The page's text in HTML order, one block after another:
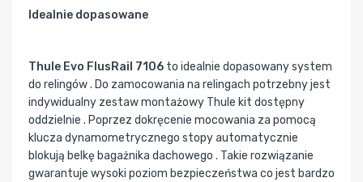
Idealnie dopasowane
Thule Evo FlusRail 7106 to idealnie dopasowany system
do relingów . Do zamocowania na relingach potrzebny jest
indywidualny zestaw montażowy Thule kit dostępny
oddzielnie . Poprzez dokręcenie mocowania za pomocą
klucza dynamometrycznego stopy automatycznie
blokują belkę bagażnika dachowego . Takie rozwiązanie
gwarantuje wysoki poziom bezpieczeństwa co jest bardzo